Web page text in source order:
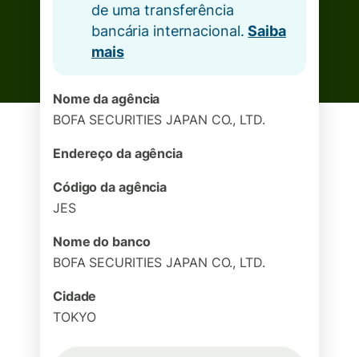
de uma transferência
bancária internacional.Saiba
mais
Nome da agência
BOFA SECURITIES JAPAN CO., LTD.
Endereço da agência
Código da agência
JES
Nome do banco
BOFA SECURITIES JAPAN CO., LTD.
Cidade
TOKYO